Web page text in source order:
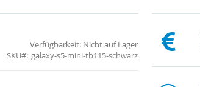
Verfügbarkeit: Nicht auf Lager
SKU
galaxy-s5-mini-tb115-schwarz